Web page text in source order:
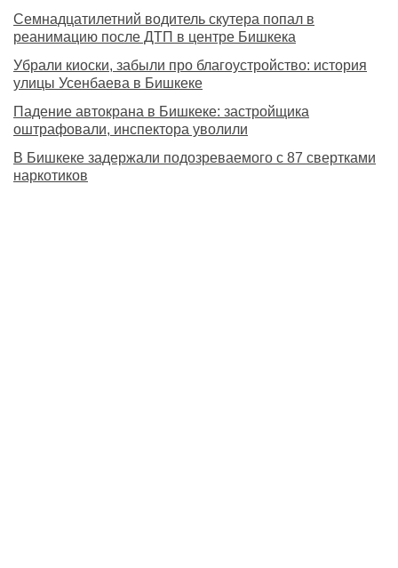
Семнадцатилетний водитель скутера попал в
реанимацию после ДТП в центре Бишкека
Убрали киоски, забыли про благоустройство: история
улицы Усенбаева в Бишкеке
Падение автокрана в Бишкеке: застройщика
оштрафовали, инспектора уволили
В Бишкеке задержали подозреваемого с 87 свертками
наркотиков